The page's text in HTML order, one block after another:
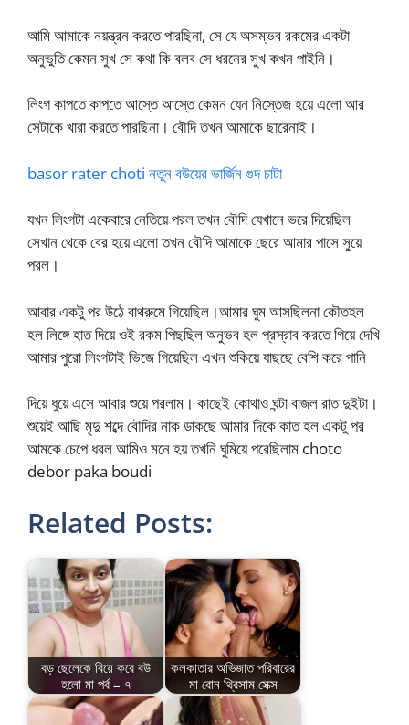
আমি আমাকে নয়ন্ত্রন করতে পারছিনা, সে যে অসম্ভব রকমের একটা
অনুভুতি কেমন সুখ সে কথা কি বলব সে ধরনের সুখ কখন পাইনি।
লিংগ কাপতে কাপতে আস্তে আস্তে কেমন যেন নিস্তেজ হয়ে এলো আর
সেটাকে খারা করতে পারছিনা। বৌদি তখন আমাকে ছারেনাই।
basor rater choti নতুন বউয়ের ভার্জিন গুদ চাটা
যখন লিংগটা একেবারে নেতিয়ে পরল তখন বৌদি যেখানে ভরে দিয়েছিল
সেখান থেকে বের হয়ে এলো তখন বৌদি আমাকে ছেরে আমার পাসে সুয়ে
পরল।
আবার একটু পর উঠে বাথরুমে গিয়েছিল।আমার ঘুম আসছিলনা কৌতহল
হল লিঙ্গে হাত দিয়ে ওই রকম পিছছিল অনুভব হল প্রস্রাব করতে গিয়ে দেখি
আমার পুরো লিংগটাই ভিজে গিয়েছিল এখন শুকিয়ে যাছছে বেশি করে পানি
দিয়ে ধুয়ে এসে আবার শুয়ে পরলাম। কাছেই কোথাও ঘন্টা বাজল রাত দুইটা।
শুয়েই আছি মৃদু শব্দে বৌদির নাক ডাকছে আমার দিকে কাত হল একটু পর
আমকে চেপে ধরল আমিও মনে হয় তখনি ঘুমিয়ে পরেছিলাম choto
debor paka boudi
Related Posts:
বড় ছেলেকে বিয়ে করে বউ
হলো মা পর্ব – ৭
কলকাতার অভিজাত পরিবারের
মা বোন থ্রিসাম সেক্স